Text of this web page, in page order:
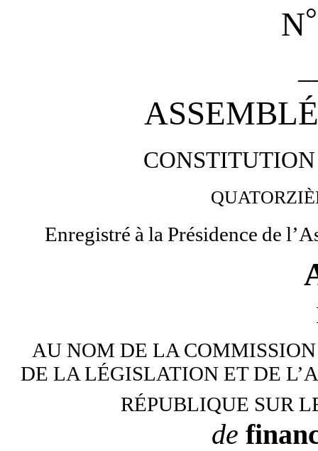
N
CONSTITUTION
Enregistré à la Présidence de
AU NOM DE LA
DE LA LÉGISLATION ET DE
RÉPUBLIQUE SUR
de